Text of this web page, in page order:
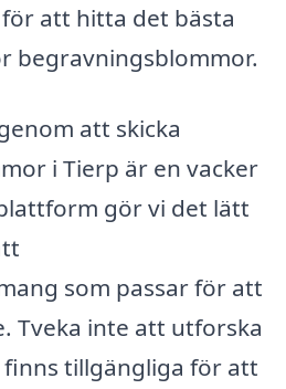
att hitta det bästa
begravningsblommor.
att skicka
i Tierp är en vacker
gör vi det lätt
som passar för att
Tveka inte att utforska
tillgängliga för att